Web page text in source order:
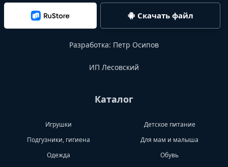
Скачать файл
Разработка: Петр Осипов
ИП Лесовский
Каталог
Игрушки
Детское питание
Подгузники, гигиена
Для мам и малыша
Одежда
Обувь